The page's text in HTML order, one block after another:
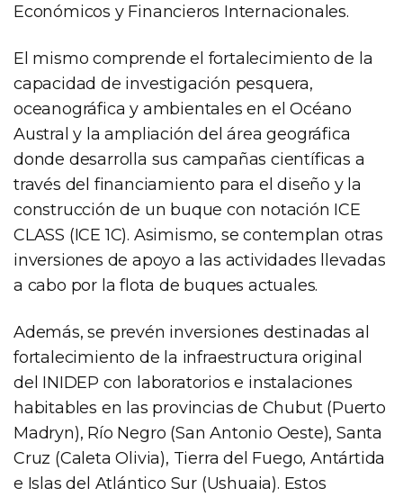
Económicos y Financieros Internacionales.
El mismo comprende el fortalecimiento de la
capacidad de investigación pesquera,
oceanográfica y ambientales en el Océano
Austral y la ampliación del área geográfica
donde desarrolla sus campañas científicas a
través del financiamiento para el diseño y la
construcción de un buque con notación ICE
CLASS (ICE 1C). Asimismo, se contemplan otras
inversiones de apoyo a las actividades llevadas
a cabo por la flota de buques actuales.
Además, se prevén inversiones destinadas al
fortalecimiento de la infraestructura original
del INIDEP con laboratorios e instalaciones
habitables en las provincias de Chubut (Puerto
Madryn), Río Negro (San Antonio Oeste), Santa
Cruz (Caleta Olivia), Tierra del Fuego, Antártida
e Islas del Atlántico Sur (Ushuaia). Estos